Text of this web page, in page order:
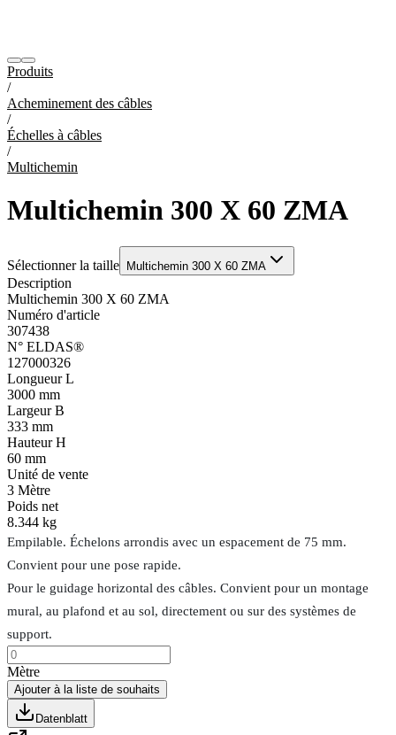
Produits
/
Acheminement des câbles
/
Échelles à câbles
/
Multichemin
Multichemin 300 X 60 ZMA
Sélectionner la taille Multichemin 300 X 60 ZMA
Description
Multichemin 300 X 60 ZMA
Numéro d'article
307438
N° ELDAS®
127000326
Longueur L
3000 mm
Largeur B
333 mm
Hauteur H
60 mm
Unité de vente
3 Mètre
Poids net
8.344 kg
Empilable. Échelons arrondis avec un espacement de 75 mm.
Convient pour une pose rapide.
Pour le guidage horizontal des câbles. Convient pour un montage
mural, au plafond et au sol, directement ou sur des systèmes de
support.
Mètre
Ajouter à la liste de souhaits
Datenblatt